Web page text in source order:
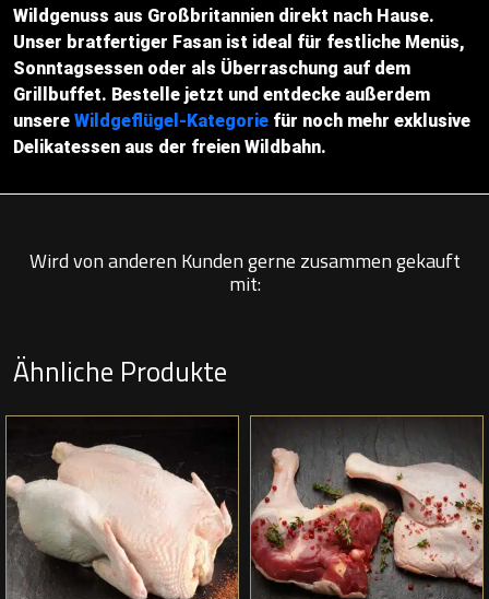
Wildgenuss aus Großbritannien direkt nach Hause.
Unser bratfertiger Fasan ist ideal für festliche Menüs,
Sonntagsessen oder als Überraschung auf dem
Grillbuffet. Bestelle jetzt und entdecke außerdem
unsere Wildgeflügel-Kategorie für noch mehr exklusive
Delikatessen aus der freien Wildbahn.
Wird von anderen Kunden gerne zusammen gekauft
mit:
Ähnliche Produkte